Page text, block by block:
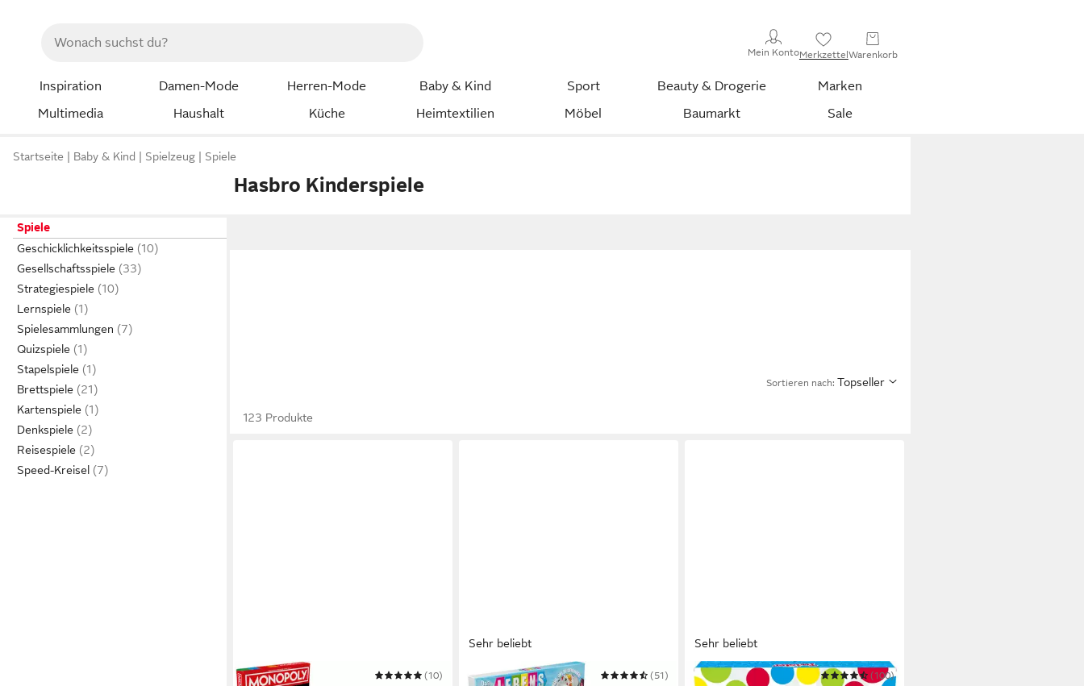
Mein KontoMerkzettelWarenkorb
Inspiration Damen-Mode Herren-Mode Baby & Kind Sport Beauty & Drogerie
Marken
Multimedia
Haushalt Küche Heimtextilien Möbel Baumarkt Sale
Startseite Baby & Kind Spielzeug Spiele
Hasbro Kinderspiele
Spiele
Geschicklichkeitsspiele
Gesellschaftsspiele
Strategiespiele
Lernspiele
Spielesammlungen
Quizspiele
Stapelspiele
Brettspiele
Kartenspiele
Denkspiele
Reisespiele
Speed-Kreisel
Sortieren nach: Topseller
123 Produkte
HASBRO
(10)
Sehr beliebt
HASBRO
(51)
Sehr beliebt
HASBRO
(100)